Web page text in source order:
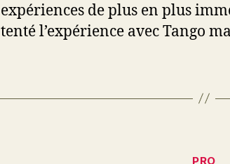
expériences de plus en plus
tenté l’expérience avec Tango
PRO